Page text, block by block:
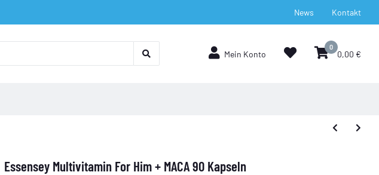
News Kontakt
Mein Konto
0
0,00 €
Essensey Multivitamin For Him + MACA 90 Kapseln